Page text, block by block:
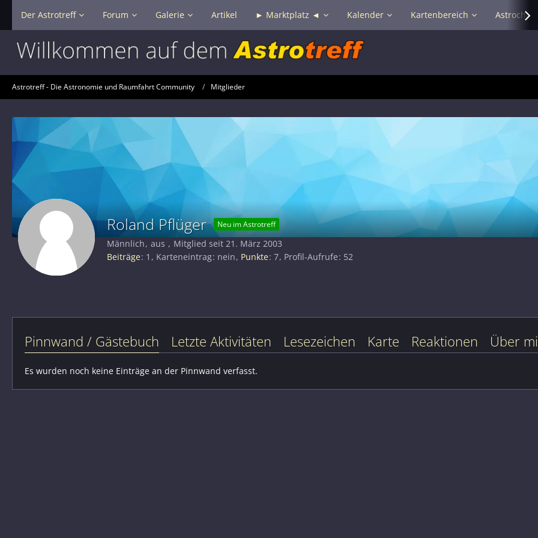
Der Astrotreff Forum Galerie Artikel ► Marktplatz ◄ Kalender Kartenbereich Astrochat
Astrotreff - Die Astronomie und Raumfahrt Community Mitglieder
Roland Pflüger Neu im Astrotreff
Männlich aus
Mitglied seit 21. März 2003
Beiträge 1 Karteneintrag nein Punkte 7 Profil-Aufrufe 52
Pinnwand / Gästebuch Letzte Aktivitäten Lesezeichen Karte Reaktionen Über
Es wurden noch keine Einträge an der Pinnwand verfasst.